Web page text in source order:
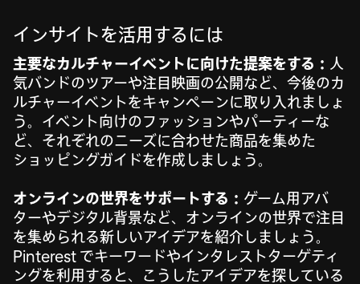
インサイトを活用するには
主要なカルチャーイベントに向けた提案をする：
人
気バンドのツアーや注目映画の公開など、今後のカ
ルチャーイベントをキャンペーンに取り入れましょ
う。イベント向けのファッションやパーティーな
ど、それぞれのニーズに合わせた商品を集めた
ショッピングガイドを作成しましょう。
オンラインの世界をサポートする： ゲーム用アバ
ターやデジタル背景など、オンラインの世界で注目
を集められる新しいアイデアを紹介しましょう。
Pinterest でキーワードやインタレストターゲティ
ングを利用すると、こうしたアイデアを探している